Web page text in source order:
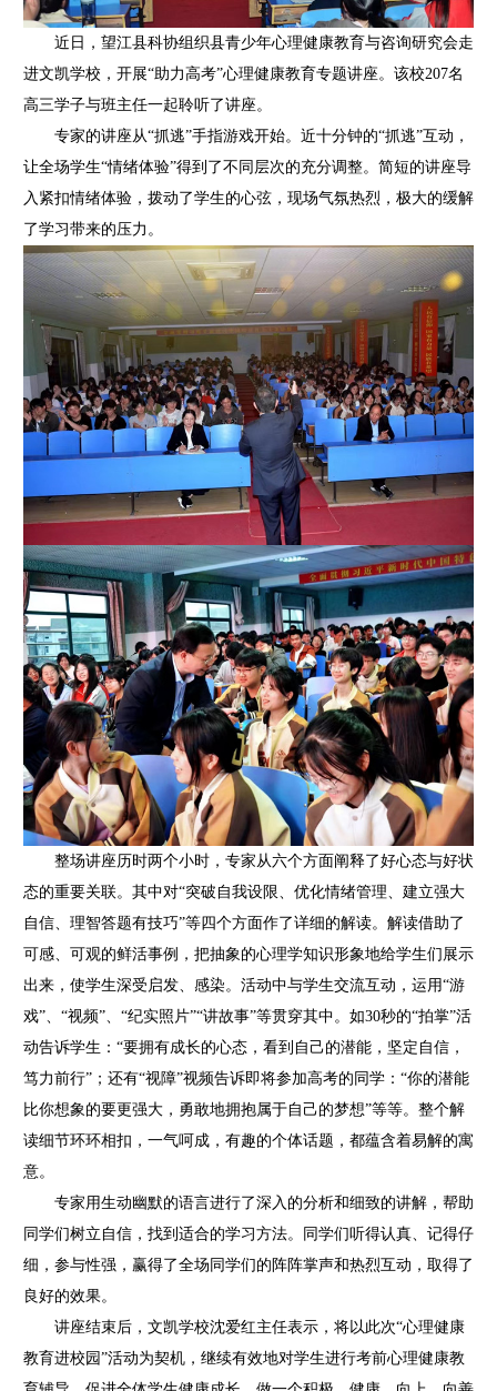
近日，望江县科协组织县青少年心理健康教育与咨询研究会走
进文凯学校，开展“助力高考”心理健康教育专题讲座。该校207名
高三学子与班主任一起聆听了讲座。
专家的讲座从“抓逃”手指游戏开始。近十分钟的“抓逃”互动，
让全场学生“情绪体验”得到了不同层次的充分调整。简短的讲座导
入紧扣情绪体验，拨动了学生的心弦，现场气氛热烈，极大的缓解
了学习带来的压力。
整场讲座历时两个小时，专家从六个方面阐释了好心态与好状
态的重要关联。其中对“突破自我设限、优化情绪管理、建立强大
自信、理智答题有技巧”等四个方面作了详细的解读。解读借助了
可感、可观的鲜活事例，把抽象的心理学知识形象地给学生们展示
出来，使学生深受启发、感染。活动中与学生交流互动，运用“游
戏”、“视频”、“纪实照片”“讲故事”等贯穿其中。如30秒的“拍掌”活
动告诉学生：“要拥有成长的心态，看到自己的潜能，坚定自信，
笃力前行”；还有“视障”视频告诉即将参加高考的同学：“你的潜能
比你想象的要更强大，勇敢地拥抱属于自己的梦想”等等。整个解
读细节环环相扣，一气呵成，有趣的个体话题，都蕴含着易解的寓
意。
专家用生动幽默的语言进行了深入的分析和细致的讲解，帮助
同学们树立自信，找到适合的学习方法。同学们听得认真、记得仔
细，参与性强，赢得了全场同学们的阵阵掌声和热烈互动，取得了
良好的效果。
讲座结束后，文凯学校沈爱红主任表示，将以此次“心理健康
教育进校园”活动为契机，继续有效地对学生进行考前心理健康教